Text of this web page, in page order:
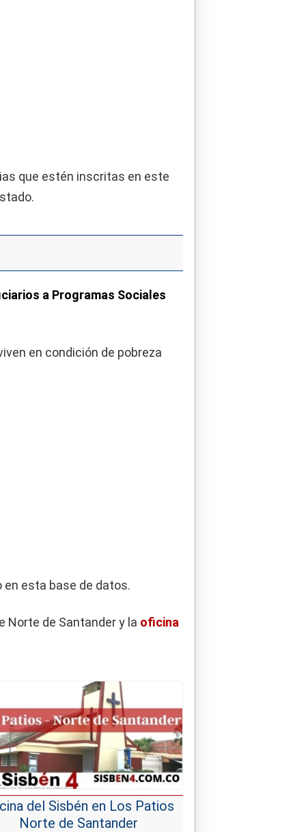
que estén inscritas en este
a Programas Sociales
en condición de pobreza
esta base de datos.
Norte de Santander y la oficina
del Sisbén en Los Patios
Norte de Santander